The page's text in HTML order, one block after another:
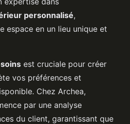
personnalisé,
espace en un lieu unique et
est cruciale pour créer
vos préférences et
Chez Archea,
par une analyse
du client, garantissant que